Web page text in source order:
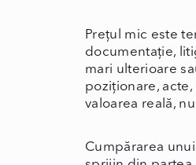
Prețul mic este
documentație,
mari ulterioare
poziționare,
valoarea reală,
Cumpărarea